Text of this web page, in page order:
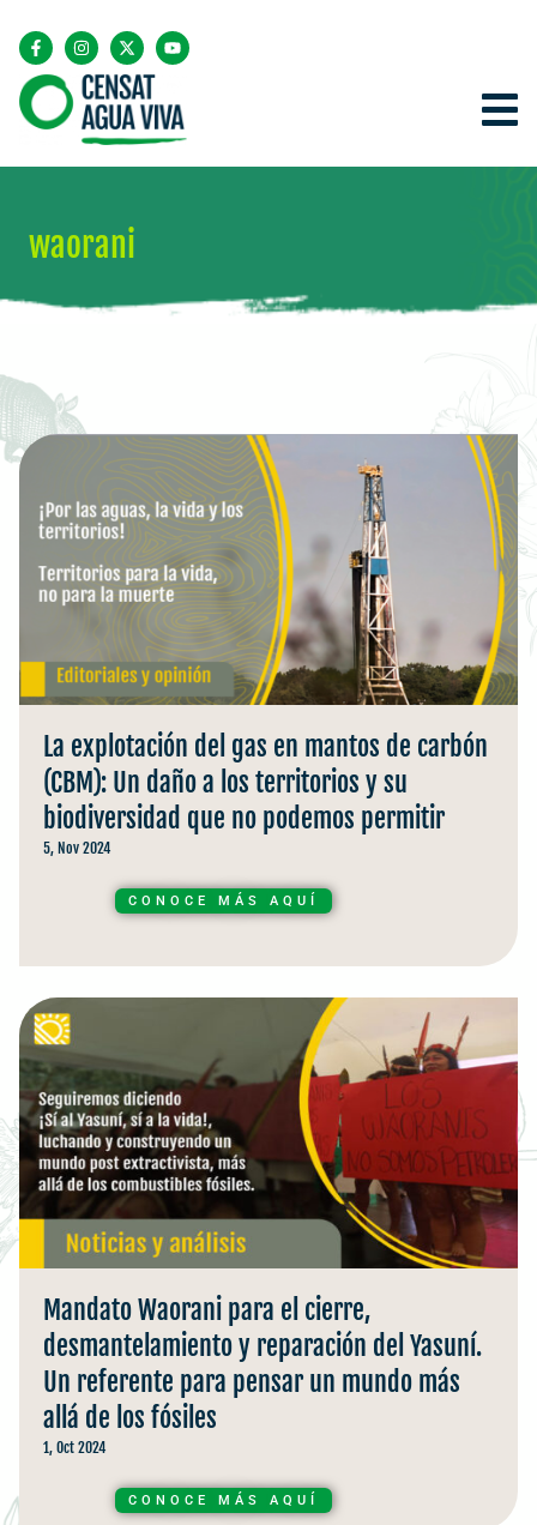
waorani
La explotación del gas en mantos de carbón
(CBM): Un daño a los territorios y su
biodiversidad que no podemos permitir
5, Nov 2024
CONOCE MÁS AQUÍ
Mandato Waorani para el cierre,
desmantelamiento y reparación del Yasuní.
Un referente para pensar un mundo más
allá de los fósiles
1, Oct 2024
CONOCE MÁS AQUÍ